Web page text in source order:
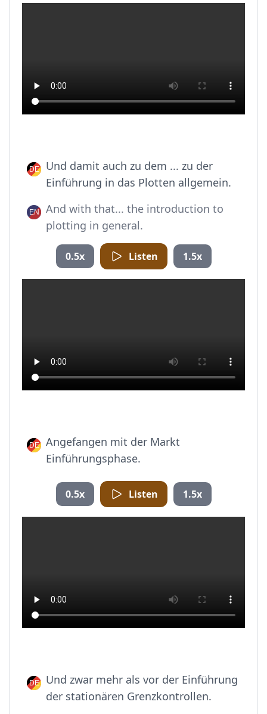
Und damit auch zu dem ... zu der
Einführung in das Plotten allgemein.
And with that... the introduction to
plotting in general.
0.5x Listen 1.5x
Angefangen mit der Markt
Einführungsphase.
0.5x Listen 1.5x
Und zwar mehr als vor der Einführung
der stationären Grenzkontrollen.